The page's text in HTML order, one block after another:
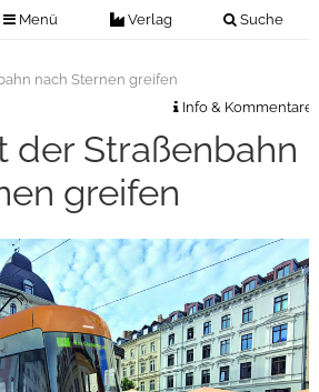
Menü Verlag Suche
Ausgaben
nach Sternen greifen
Info & Kommentare
der Straßenbahn
greifen